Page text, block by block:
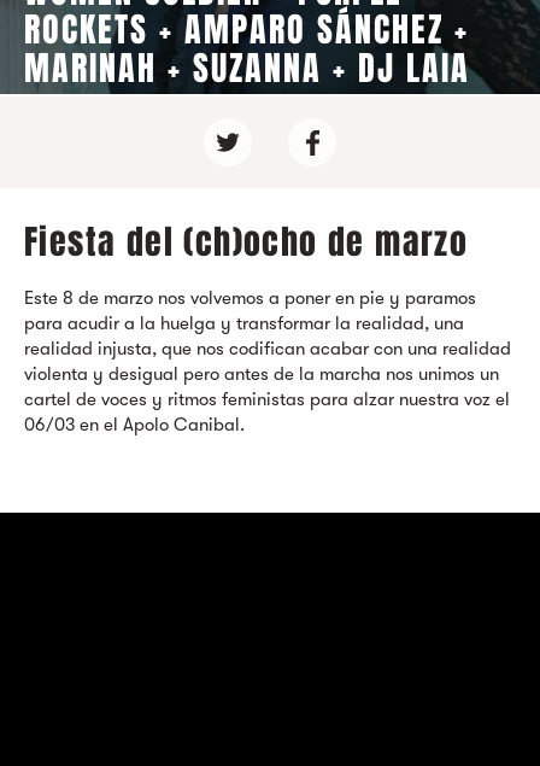
ROCKETS + AMPARO SÁNCHEZ +
MARINAH + SUZANNA + DJ LAIA
Fiesta del (ch)ocho de marzo
Este 8 de marzo nos volvemos a poner en pie y paramos
para acudir a la huelga y transformar la realidad, una
realidad injusta, que nos codifican acabar con una realidad
violenta y desigual pero antes de la marcha nos unimos un
cartel de voces y ritmos feministas para alzar nuestra voz el
06/03 en el Apolo Canibal.